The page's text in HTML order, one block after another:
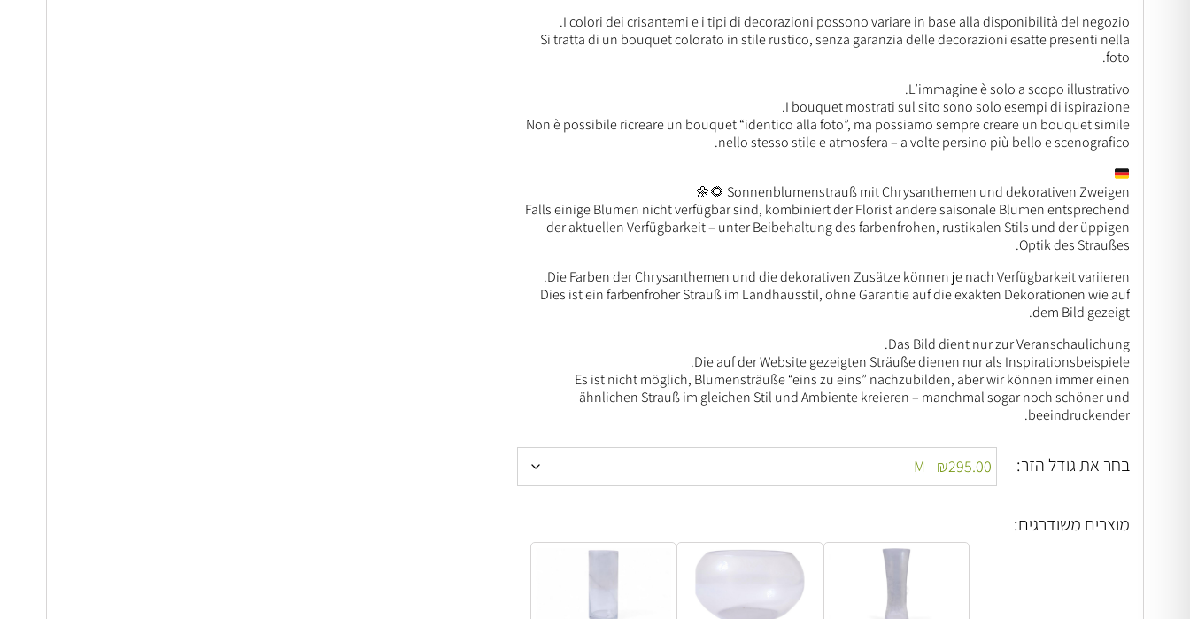
I colori dei crisantemi e i tipi di decorazioni possono variare in base alla disponibilità del negozio.
Si tratta di un bouquet colorato in stile rustico, senza garanzia delle decorazioni esatte presenti nella
foto.
L’immagine è solo a scopo illustrativo.
I bouquet mostrati sul sito sono solo esempi di ispirazione.
Non è possibile ricreare un bouquet “identico alla foto”, ma possiamo sempre creare un bouquet simile
nello stesso stile e atmosfera – a volte persino più bello e scenografico.
Sonnenblumenstrauß mit Chrysanthemen und dekorativen Zweigen 🌻🌼
Falls einige Blumen nicht verfügbar sind, kombiniert der Florist andere saisonale Blumen entsprechend
der aktuellen Verfügbarkeit – unter Beibehaltung des farbenfrohen, rustikalen Stils und der üppigen
Optik des Straußes.
Die Farben der Chrysanthemen und die dekorativen Zusätze können je nach Verfügbarkeit variieren.
Dies ist ein farbenfroher Strauß im Landhausstil, ohne Garantie auf die exakten Dekorationen wie auf
dem Bild gezeigt.
Das Bild dient nur zur Veranschaulichung.
Die auf der Website gezeigten Sträuße dienen nur als Inspirationsbeispiele.
Es ist nicht möglich, Blumensträuße “eins zu eins” nachzubilden, aber wir können immer einen
ähnlichen Strauß im gleichen Stil und Ambiente kreieren – manchmal sogar noch schöner und
beeindruckender.
בחר את גודל הזר:
מוצרים משודרגים: